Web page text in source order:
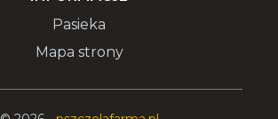
Pasieka
Mapa strony